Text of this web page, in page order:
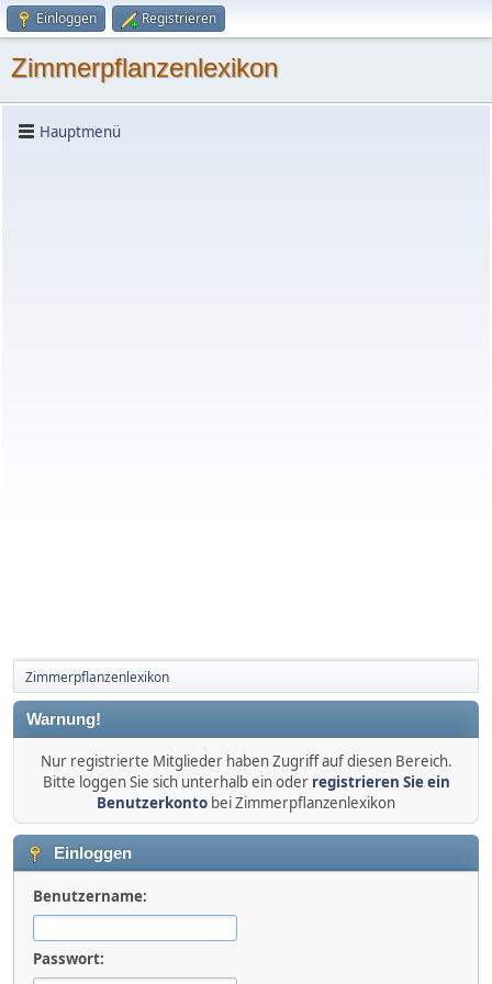
Einloggen Registrieren
Zimmerpflanzenlexikon
Hauptmenü
Zimmerpflanzenlexikon
Warnung!
Nur registrierte Mitglieder haben Zugriff auf diesen Bereich.
Bitte loggen Sie sich unterhalb ein oder registrieren Sie ein
Benutzerkonto bei Zimmerpflanzenlexikon
Einloggen
Benutzername:
Passwort: